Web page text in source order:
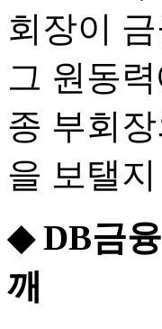
회장이
그 원동
종 부회
을 보탤
◆ DB금
깨